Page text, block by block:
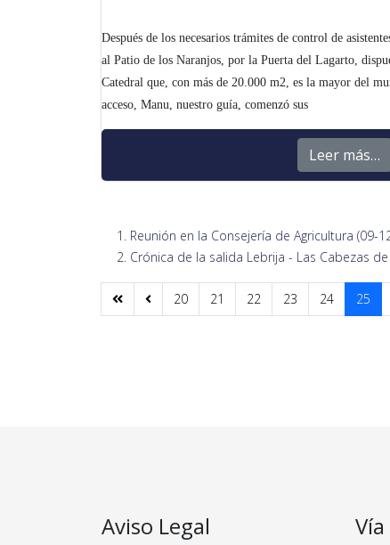
Después de los necesarios trámites de control de
al Patio de los Naranjos, por la Puerta del Lagarto,
Catedral que, con más de 20.000 m2, es la mayor del
acceso, Manu, nuestro guía, comenzó sus
Leer más…
Reunión en la Consejería de Agricultura (09-
Crónica de la salida Lebrija - Las Cabezas de
20 21 22 23 24 25
Aviso Legal